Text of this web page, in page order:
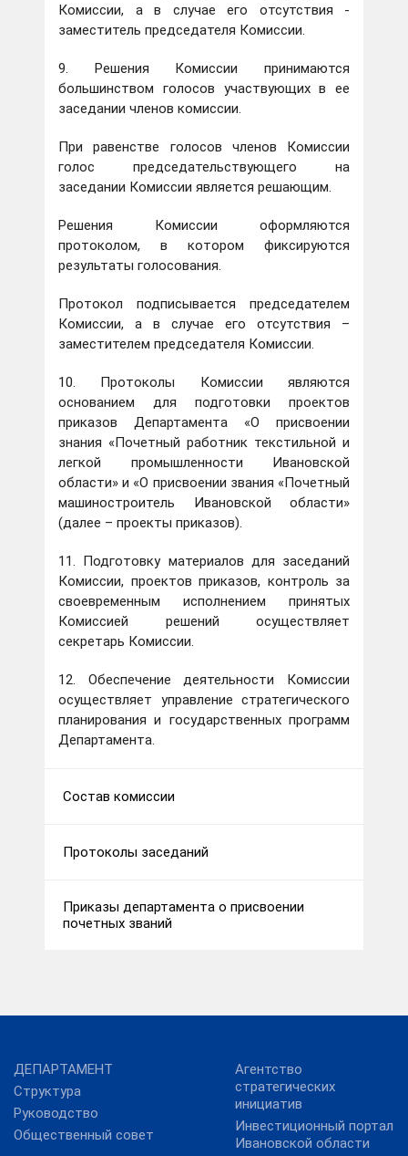
Комиссии, а в случае его отсутствия -
заместитель председателя Комиссии.
9. Решения Комиссии принимаются
большинством голосов участвующих в ее
заседании членов комиссии.
При равенстве голосов членов Комиссии
голос председательствующего на
заседании Комиссии является решающим.
Решения Комиссии оформляются
протоколом, в котором фиксируются
результаты голосования.
Протокол подписывается председателем
Комиссии, а в случае его отсутствия –
заместителем председателя Комиссии.
10. Протоколы Комиссии являются
основанием для подготовки проектов
приказов Департамента «О присвоении
знания «Почетный работник текстильной и
легкой промышленности Ивановской
области» и «О присвоении звания «Почетный
машиностроитель Ивановской области»
(далее – проекты приказов).
11. Подготовку материалов для заседаний
Комиссии, проектов приказов, контроль за
своевременным исполнением принятых
Комиссией решений осуществляет
секретарь Комиссии.
12. Обеспечение деятельности Комиссии
осуществляет управление стратегического
планирования и государственных программ
Департамента.
Состав комиссии
Протоколы заседаний
Приказы департамента о присвоении
почетных званий
ДЕПАРТАМЕНТ
Структура
Руководство
Общественный совет
Агентство
стратегических
инициатив
Инвестиционный портал
Ивановской области